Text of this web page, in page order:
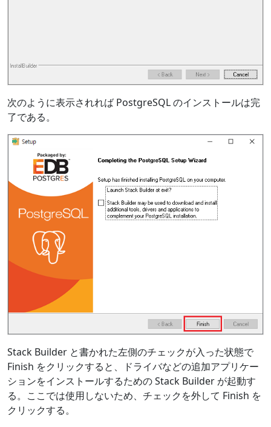
次のように表示されれば PostgreSQL のインストールは完
了である。
Stack Builder と書かれた左側のチェックが入った状態で
Finish をクリックすると、ドライバなどの追加アプリケー
ションをインストールするための Stack Builder が起動す
る。ここでは使用しないため、チェックを外して Finish を
クリックする。